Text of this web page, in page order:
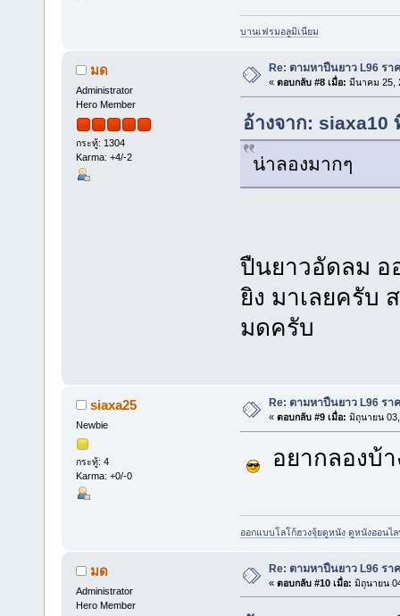
บานเฟรมอลูมิเนียม
มด
Administrator
Hero Member
กระทู้: 1304
Karma: +4/-2
Re: ตามหาปืนยาว L96 รา
« ตอบกลับ #8 เมื่อ: มีนาคม 25,
อ้างจาก: siaxa10
น่าลองมากๆ
ปืนยาวอัดลม อ
ยิง มาเลยครับ
มดครับ
siaxa25
Newbie
กระทู้: 4
Karma: +0/-0
Re: ตามหาปืนยาว L96 รา
« ตอบกลับ #9 เมื่อ: มิถุนายน
อยากลองบ้า
ออกแบบโลโก้ฮวงจุ้ยดูหนัง ดูหนังออนไล
มด
Administrator
Hero Member
Re: ตามหาปืนยาว L96 รา
« ตอบกลับ #10 เมื่อ: มิถุนายน